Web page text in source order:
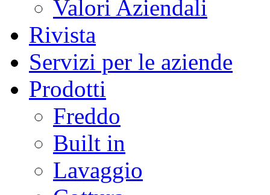
Valori Aziendali
Rivista
Servizi per le aziende
Prodotti
Freddo
Built in
Lavaggio